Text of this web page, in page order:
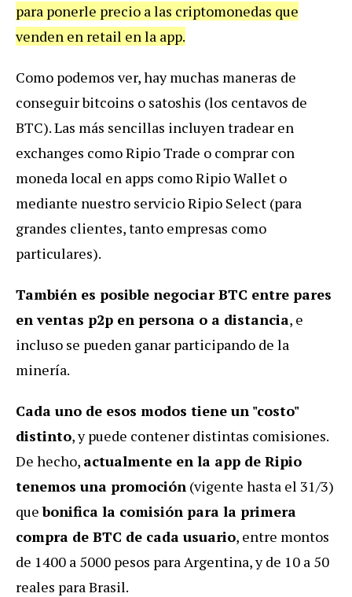
para ponerle precio a las criptomonedas que
venden en retail en la app.
Como podemos ver, hay muchas maneras de
conseguir bitcoins o satoshis (los centavos de
BTC). Las más sencillas incluyen tradear en
exchanges como Ripio Trade o comprar con
moneda local en apps como Ripio Wallet o
mediante nuestro servicio Ripio Select (para
grandes clientes, tanto empresas como
particulares).
También es posible negociar BTC entre pares
en ventas p2p en persona o a distancia, e
incluso se pueden ganar participando de la
minería.
Cada uno de esos modos tiene un "costo"
distinto, y puede contener distintas comisiones.
De hecho, actualmente en la app de Ripio
tenemos una promoción (vigente hasta el 31/3)
quebonifica la comisión para la primera
compra de BTC de cada usuario, entre montos
de 1400 a 5000 pesos para Argentina, y de 10 a 50
reales para Brasil.